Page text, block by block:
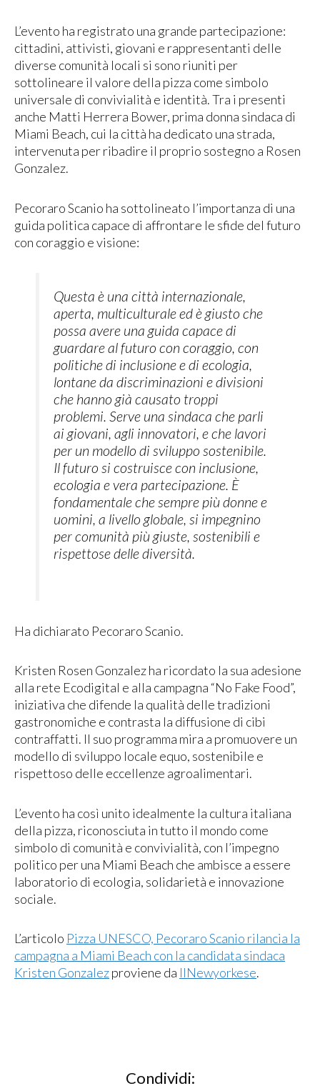
L’evento ha registrato una grande partecipazione:
cittadini, attivisti, giovani e rappresentanti delle
diverse comunità locali si sono riuniti per
sottolineare il valore della pizza come simbolo
universale di convivialità e identità. Tra i presenti
anche Matti Herrera Bower, prima donna sindaca di
Miami Beach, cui la città ha dedicato una strada,
intervenuta per ribadire il proprio sostegno a Rosen
Gonzalez.
Pecoraro Scanio ha sottolineato l’importanza di una
guida politica capace di affrontare le sfide del futuro
con coraggio e visione:
Questa è una città internazionale,
aperta, multiculturale ed è giusto che
possa avere una guida capace di
guardare al futuro con coraggio, con
politiche di inclusione e di ecologia,
lontane da discriminazioni e divisioni
che hanno già causato troppi
problemi. Serve una sindaca che parli
ai giovani, agli innovatori, e che lavori
per un modello di sviluppo sostenibile.
Il futuro si costruisce con inclusione,
ecologia e vera partecipazione. È
fondamentale che sempre più donne e
uomini, a livello globale, si impegnino
per comunità più giuste, sostenibili e
rispettose delle diversità.
Ha dichiarato Pecoraro Scanio.
Kristen Rosen Gonzalez ha ricordato la sua adesione
alla rete Ecodigital e alla campagna “No Fake Food”,
iniziativa che difende la qualità delle tradizioni
gastronomiche e contrasta la diffusione di cibi
contraffatti. Il suo programma mira a promuovere un
modello di sviluppo locale equo, sostenibile e
rispettoso delle eccellenze agroalimentari.
L’evento ha così unito idealmente la cultura italiana
della pizza, riconosciuta in tutto il mondo come
simbolo di comunità e convivialità, con l’impegno
politico per una Miami Beach che ambisce a essere
laboratorio di ecologia, solidarietà e innovazione
sociale.
L’articolo Pizza UNESCO, Pecoraro Scanio rilancia la
campagna a Miami Beach con la candidata sindaca
Kristen Gonzalezproviene da IlNewyorkese.
Condividi: